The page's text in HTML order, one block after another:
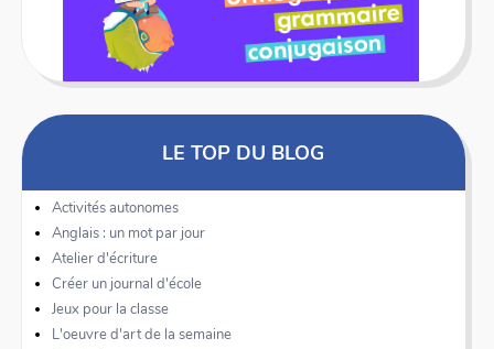
LE TOP DU BLOG
Activités autonomes
Anglais : un mot par jour
Atelier d'écriture
Créer un journal d'école
Jeux pour la classe
L'oeuvre d'art de la semaine